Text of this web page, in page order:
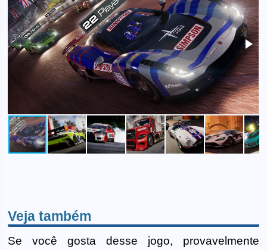
Veja também
Se você gosta desse jogo, provavelmente